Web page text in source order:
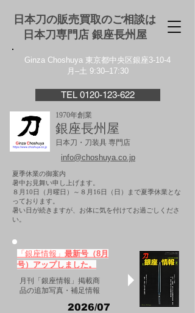
日本刀の販売買取のご相談は
日本刀専門店 銀座⻑州屋
Ginza Choshuya 東京都中央区銀座3-10-4
月–土 9:30–17:30
TEL 0120-123-622
1970年創業
銀座長州屋
日本刀・刀装具 専門店
info@choshuya.co.jp
夏季休業の御案内
暑中お見舞い申し上げます。
８月10日（月曜日）～８月16日（日）まで夏季休業とな
っております。
​暑い日が続きますが、お体に気を付けてお過ごしくださ
い。
「銀座情報」 最新号（8月
号）アップしました。
月刊「銀座情報」掲載商
品の追加写真・補足情報
2026/07